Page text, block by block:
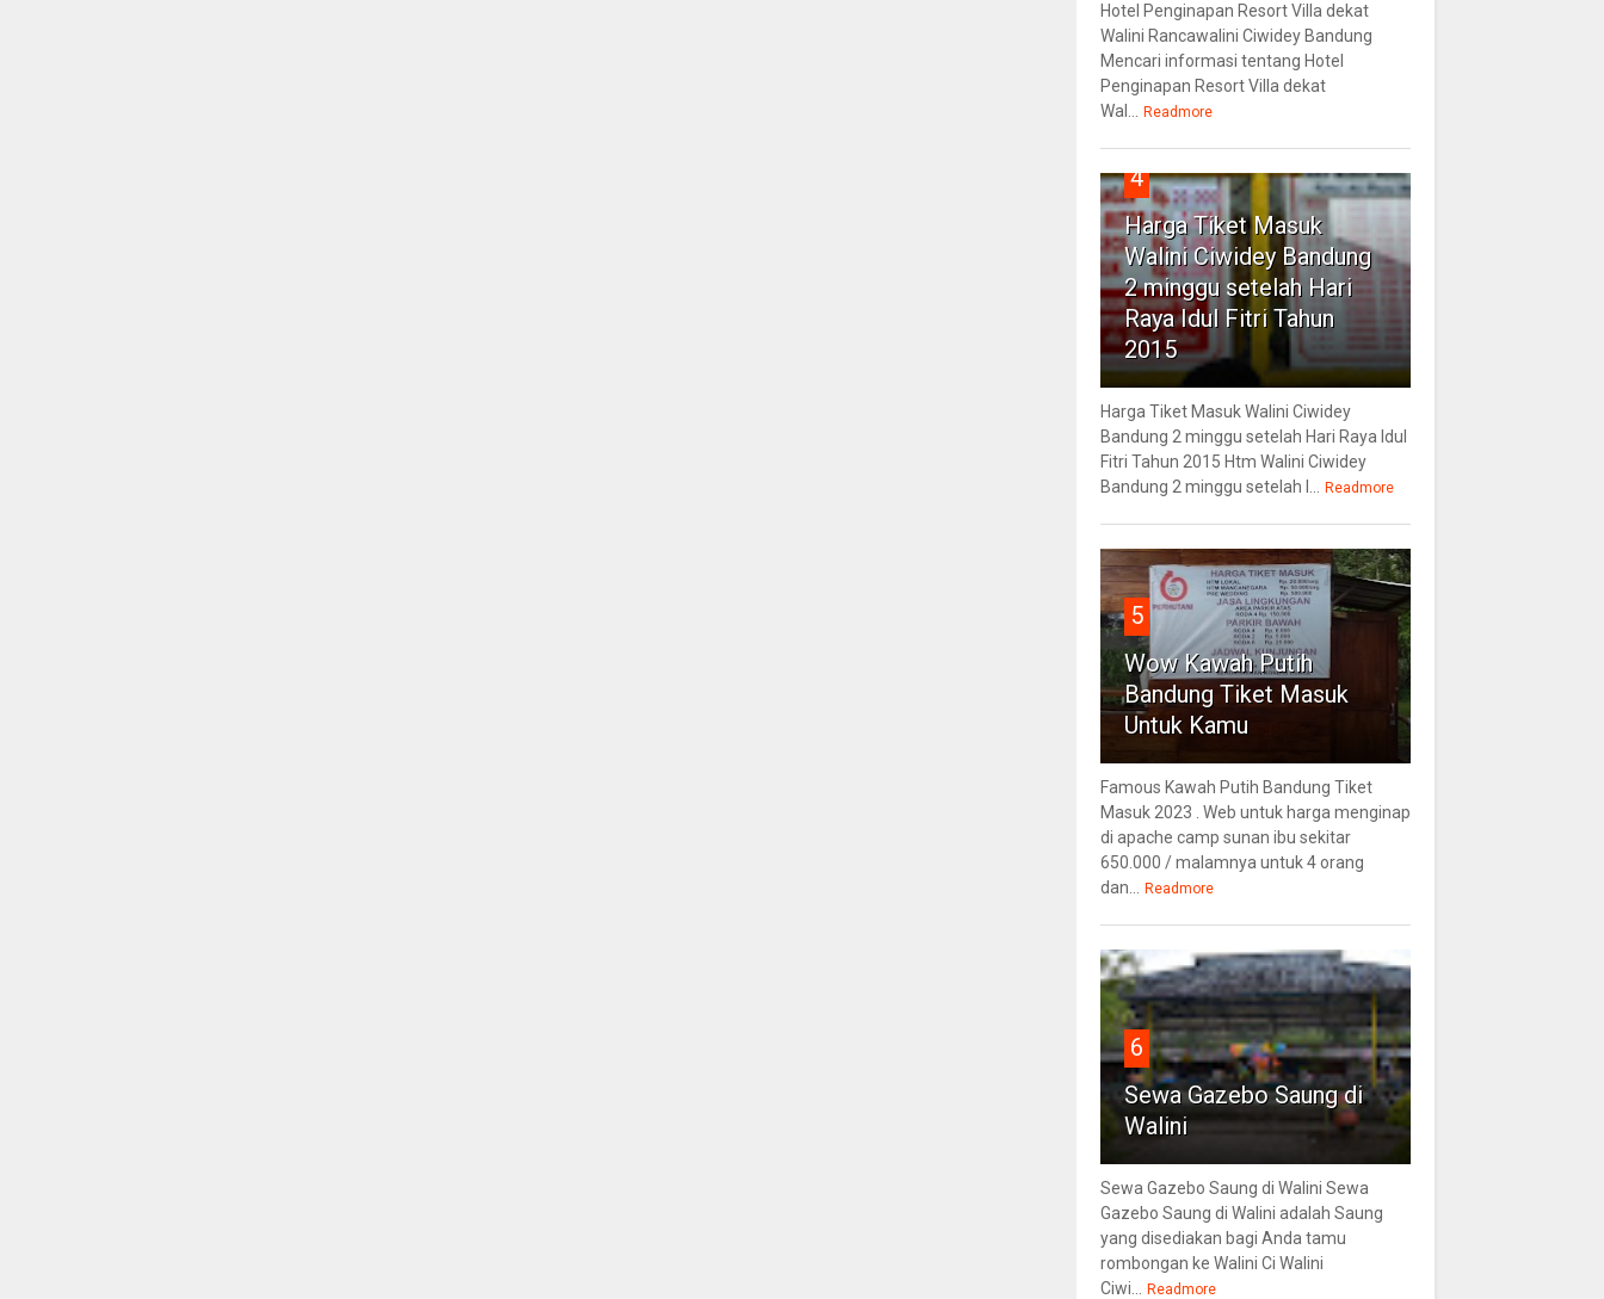
Hotel Penginapan Resort Villa dekat
Walini Rancawalini Ciwidey Bandung
Mencari informasi tentang Hotel
Penginapan Resort Villa dekat
Wal... Readmore
4
Harga Tiket Masuk
Walini Ciwidey Bandung
2 minggu setelah Hari
Raya Idul Fitri Tahun
2015
Harga Tiket Masuk Walini Ciwidey
Bandung 2 minggu setelah Hari Raya Idul
Fitri Tahun 2015 Htm Walini Ciwidey
Bandung 2 minggu setelah l... Readmore
5
Wow Kawah Putih
Bandung Tiket Masuk
Untuk Kamu
Famous Kawah Putih Bandung Tiket
Masuk 2023 . Web untuk harga menginap
di apache camp sunan ibu sekitar
650.000 / malamnya untuk 4 orang
dan... Readmore
6
Sewa Gazebo Saung di
Walini
Sewa Gazebo Saung di Walini Sewa
Gazebo Saung di Walini adalah Saung
yang disediakan bagi Anda tamu
rombongan ke Walini Ci Walini
Ciwi... Readmore